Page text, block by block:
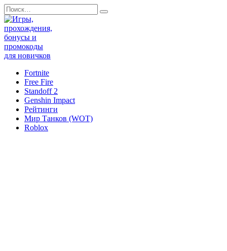
Перейти
к
содержанию
Search
for:
Fortnite
Free Fire
Standoff 2
Genshin Impact
Рейтинги
Мир Танков (WOT)
Roblox